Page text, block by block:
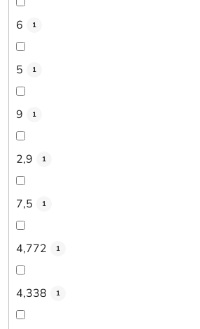
6 1
5 1
9 1
2,9 1
7,5 1
4,772 1
4,338 1